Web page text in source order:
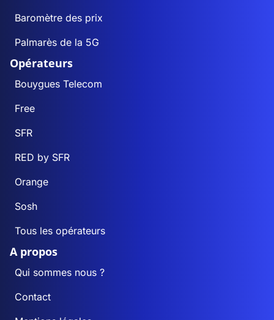
Baromètre des prix
Palmarès de la 5G
Opérateurs
Bouygues Telecom
Free
SFR
RED by SFR
Orange
Sosh
Tous les opérateurs
A propos
Qui sommes nous ?
Contact